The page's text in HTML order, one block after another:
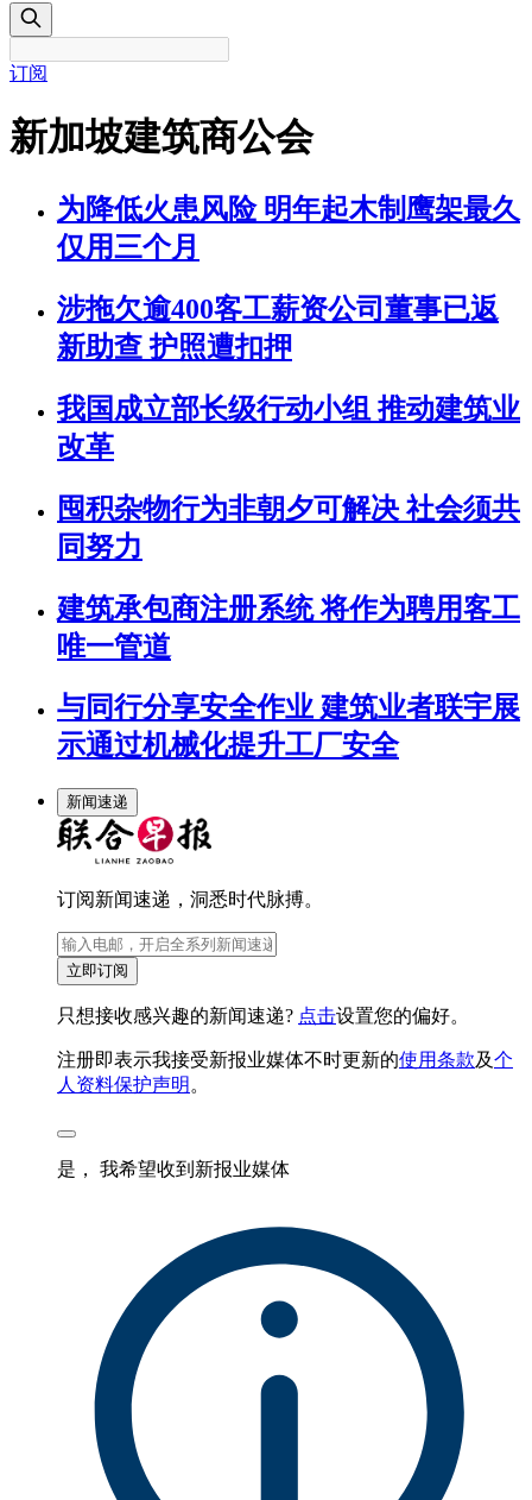
订阅
新加坡建筑商公会
为降低火患风险 明年起木制鹰架最久
仅用三个月
涉拖欠逾400客工薪资公司董事已返
新助查 护照遭扣押
我国成立部长级行动小组 推动建筑业
改革
囤积杂物行为非朝夕可解决 社会须共
同努力
建筑承包商注册系统 将作为聘用客工
唯一管道
与同行分享安全作业 建筑业者联宇展
示通过机械化提升工厂安全
新闻速递
订阅新闻速递，洞悉时代脉搏。
立即订阅
只想接收感兴趣的新闻速递? 点击设置您的偏好。
注册即表示我接受新报业媒体不时更新的使用条款及个
人资料保护声明 。
是， 我希望收到新报业媒体